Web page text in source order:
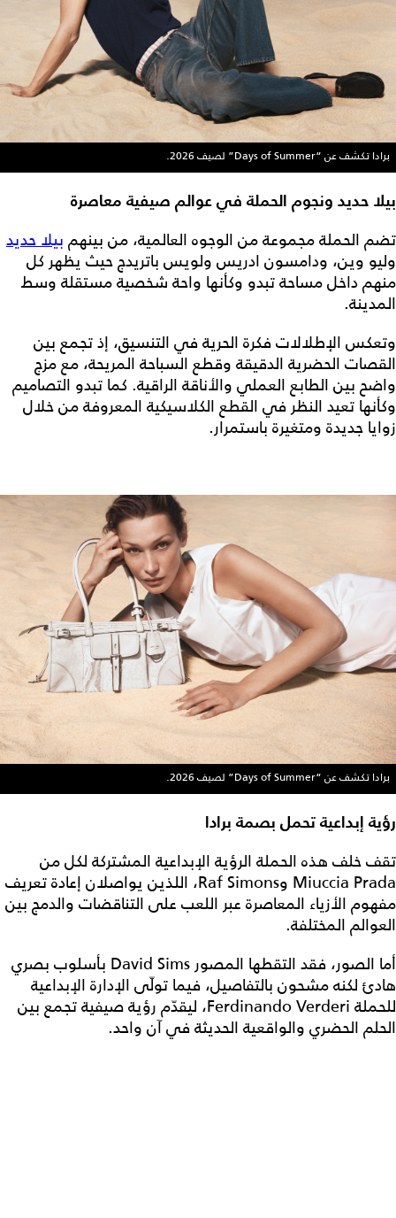
برادا تكشف عن “Days of Summer” لصيف 2026.
بيلا حديد ونجوم الحملة في عوالم صيفية معاصرة
تضم الحملة مجموعة من الوجوه العالمية، من بينهم بيلا حديد
وليو وين، ودامسون ادريس ولويس باتريدج حيث يظهر كل
منهم داخل مساحة تبدو وكأنها واحة شخصية مستقلة وسط
المدينة.
وتعكس الإطلالات فكرة الحرية في التنسيق، إذ تجمع بين
القصات الحضرية الدقيقة وقطع السباحة المريحة، مع مزج
واضح بين الطابع العملي والأناقة الراقية. كما تبدو التصاميم
وكأنها تعيد النظر في القطع الكلاسيكية المعروفة من خلال
زوايا جديدة ومتغيرة باستمرار.
برادا تكشف عن “Days of Summer” لصيف 2026.
رؤية إبداعية تحمل بصمة برادا
تقف خلف هذه الحملة الرؤية الإبداعية المشتركة لكل من
Miuccia Prada وRaf Simons، اللذين يواصلان إعادة تعريف
مفهوم الأزياء المعاصرة عبر اللعب على التناقضات والدمج بين
العوالم المختلفة.
أما الصور، فقد التقطها المصور David Sims بأسلوب بصري
هادئ لكنه مشحون بالتفاصيل، فيما تولّى الإدارة الإبداعية
للحملة Ferdinando Verderi، ليقدّم رؤية صيفية تجمع بين
الحلم الحضري والواقعية الحديثة في آن واحد.